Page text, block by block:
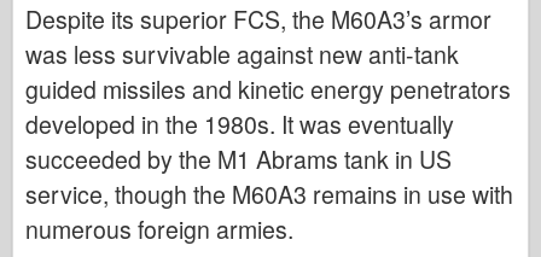
Despite its superior FCS, the M60A3’s armor
was less survivable against new anti-tank
guided missiles and kinetic energy penetrators
developed in the 1980s. It was eventually
succeeded by the M1 Abrams tank in US
service, though the M60A3 remains in use with
numerous foreign armies.